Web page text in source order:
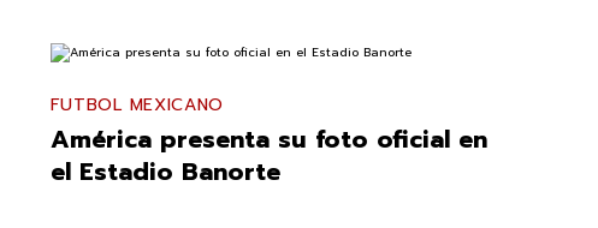
FUTBOL MEXICANO
América presenta su foto oficial en
el Estadio Banorte